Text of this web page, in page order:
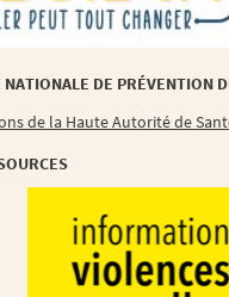
DE PRÉVENTION
de la Haute Autorité de